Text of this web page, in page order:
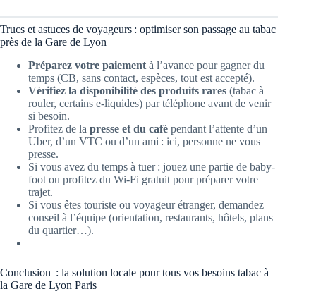
Trucs et astuces de voyageurs : optimiser son passage au tabac
près de la Gare de Lyon
Préparez votre paiement à l’avance pour gagner du
temps (CB, sans contact, espèces, tout est accepté).
Vérifiez la disponibilité des produits rares (tabac à
rouler, certains e-liquides) par téléphone avant de venir
si besoin.
Profitez de la presse et du café pendant l’attente d’un
Uber, d’un VTC ou d’un ami : ici, personne ne vous
presse.
Si vous avez du temps à tuer : jouez une partie de baby-
foot ou profitez du Wi-Fi gratuit pour préparer votre
trajet.
Si vous êtes touriste ou voyageur étranger, demandez
conseil à l’équipe (orientation, restaurants, hôtels, plans
du quartier…).
Conclusion : la solution locale pour tous vos besoins tabac à
la Gare de Lyon Paris